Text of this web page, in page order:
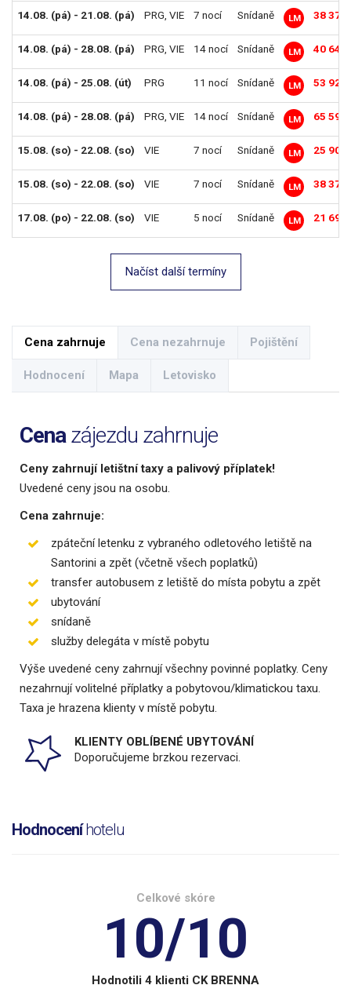
14.08. (pá) - 21.08. (pá) PRG VIE 7 nocí Snídaně LM 38 376
14.08. (pá) - 28.08. (pá) PRG VIE 14 nocí Snídaně LM 40 644
14.08. (pá) - 25.08. (út) PRG 11 nocí Snídaně LM 53 928
14.08. (pá) - 28.08. (pá) PRG VIE 14 nocí Snídaně LM 65 592
15.08. (so) - 22.08. (so) VIE 7 nocí Snídaně LM 25 902
15.08. (so) - 22.08. (so) VIE 7 nocí Snídaně LM 38 376
17.08. (po) - 22.08. (so) VIE 5 nocí Snídaně LM 21 690
Načíst další termíny
Cena zahrnuje Cena nezahrnuje Pojištění
Hodnocení Mapa Letovisko
Cenazájezdu zahrnuje
Ceny zahrnují letištní taxy a palivový příplatek!
Uvedené ceny jsou na osobu.
Cena zahrnuje:
zpáteční letenku z vybraného odletového letiště na
Santorini a zpět (včetně všech poplatků)
transfer autobusem z letiště do místa pobytu a zpět
ubytování
snídaně
služby delegáta v místě pobytu
Výše uvedené ceny zahrnují všechny povinné poplatky. Ceny
nezahrnují volitelné příplatky a pobytovou/klimatickou taxu.
Taxa je hrazena klienty v místě pobytu.
KLIENTY OBLÍBENÉ UBYTOVÁNÍ
Doporučujeme brzkou rezervaci.
Hodnoceníhotelu
Celkové skóre
10/10
Hodnotili 4 klienti CK BRENNA